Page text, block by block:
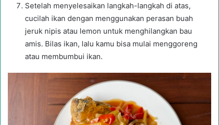
Setelah menyelesaikan langkah-langkah di atas,
cucilah ikan dengan menggunakan perasan buah
jeruk nipis atau lemon untuk menghilangkan bau
amis. Bilas ikan, lalu kamu bisa mulai menggoreng
atau membumbui ikan.